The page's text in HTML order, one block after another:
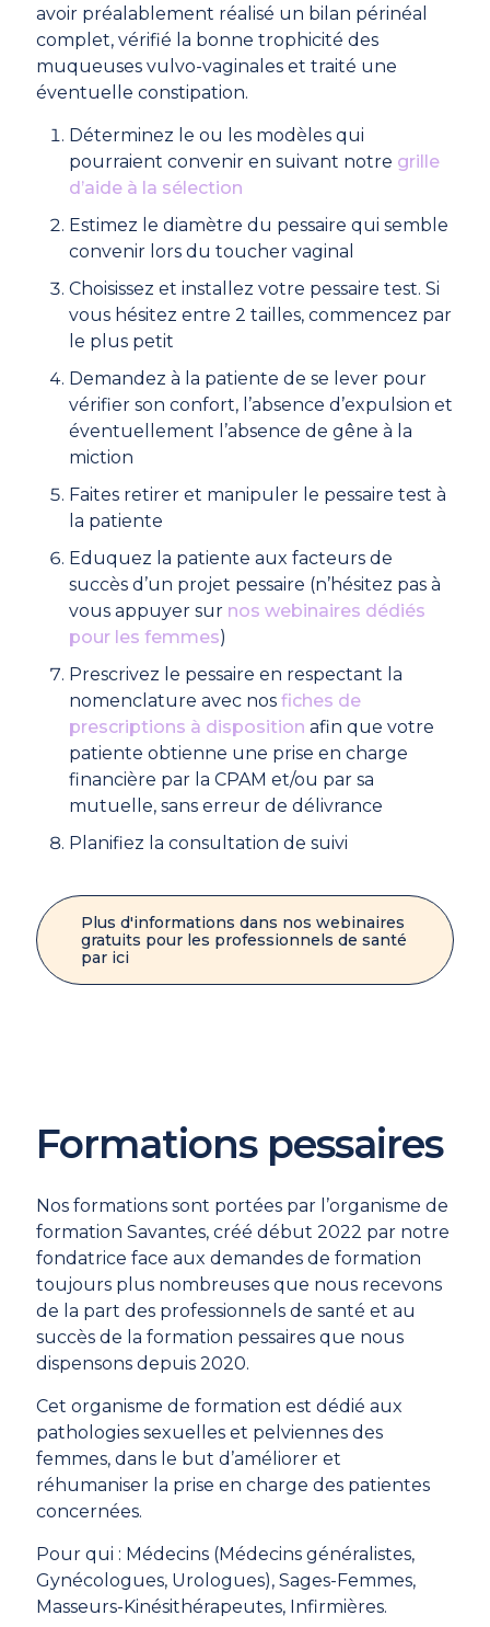
avoir préalablement réalisé un bilan périnéal
complet, vérifié la bonne trophicité des
muqueuses vulvo-vaginales et traité une
éventuelle constipation.
Déterminez le ou les modèles qui
pourraient convenir en suivant notre grille
d’aide à la sélection
Estimez le diamètre du pessaire qui semble
convenir lors du toucher vaginal
Choisissez et installez votre pessaire test. Si
vous hésitez entre 2 tailles, commencez par
le plus petit
Demandez à la patiente de se lever pour
vérifier son confort, l’absence d’expulsion et
éventuellement l’absence de gêne à la
miction
Faites retirer et manipuler le pessaire test à
la patiente
Eduquez la patiente aux facteurs de
succès d’un projet pessaire (n’hésitez pas à
vous appuyer sur nos webinaires dédiés
pour les femmes)
Prescrivez le pessaire en respectant la
nomenclature avec nos fiches de
prescriptions à disposition afin que votre
patiente obtienne une prise en charge
financière par la CPAM et/ou par sa
mutuelle, sans erreur de délivrance
Planifiez la consultation de suivi
Plus d'informations dans nos webinaires
gratuits pour les professionnels de santé
par ici
Formations pessaires
Nos formations sont portées par l’organisme de
formation Savantes, créé début 2022 par notre
fondatrice face aux demandes de formation
toujours plus nombreuses que nous recevons
de la part des professionnels de santé et au
succès de la formation pessaires que nous
dispensons depuis 2020.
Cet organisme de formation est dédié aux
pathologies sexuelles et pelviennes des
femmes, dans le but d’améliorer et
réhumaniser la prise en charge des patientes
concernées.
Pour qui : Médecins (Médecins généralistes,
Gynécologues, Urologues), Sages-Femmes,
Masseurs-Kinésithérapeutes, Infirmières.